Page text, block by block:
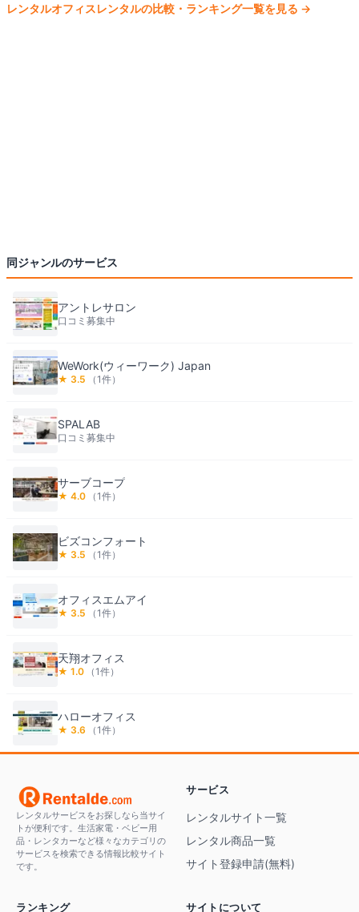
レンタルオフィスレンタルの比較・ランキング一覧を見る →
同ジャンルのサービス
アントレサロン
口コミ募集中
WeWork(ウィーワーク) Japan
★ 3.5 （1件）
SPALAB
口コミ募集中
サーブコープ
★ 4.0 （1件）
ビズコンフォート
★ 3.5 （1件）
オフィスエムアイ
★ 3.5 （1件）
天翔オフィス
★ 1.0 （1件）
ハローオフィス
★ 3.6 （1件）
レンタルサービスをお探しなら当サイ
トが便利です。生活家電・ベビー用
品・レンタカーなど様々なカテゴリの
サービスを検索できる情報比較サイト
です。
サービス
レンタルサイト一覧
レンタル商品一覧
サイト登録申請(無料)
ランキング サイトについて